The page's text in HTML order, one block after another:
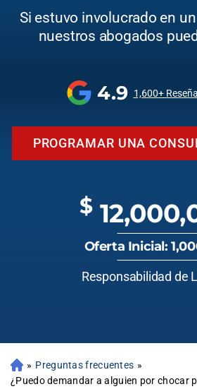
Si estuvo involucrado en
nuestros abogados
4.9 1,600+
PROGRAMAR UNA
$
Oferta Inicial:
Responsabilidad de
» Preguntas frecuentes »
¿Puedo demandar a alguien por chocar